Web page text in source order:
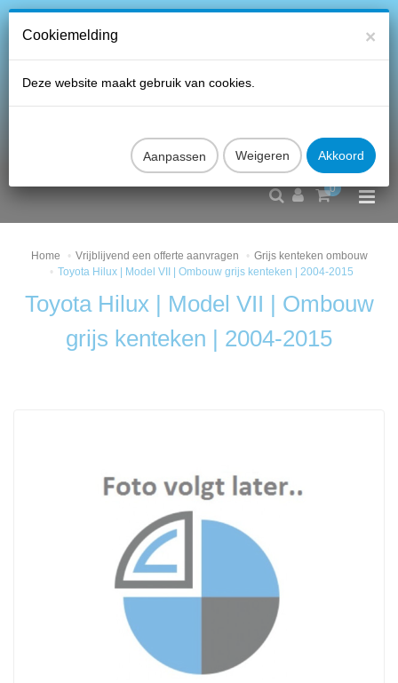
0
Home Vrijblijvend een offerte aanvragen
Grijs kenteken ombouw
Toyota Hilux | Model VII | Ombouw grijs kenteken | 2004-2015
Toyota Hilux | Model VII | Ombouw
grijs kenteken | 2004-2015
×
Cookiemelding
Deze website maakt gebruik van cookies.
Aanpassen